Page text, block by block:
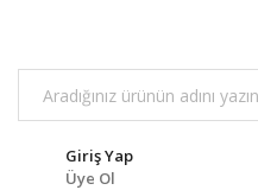
Giriş Yap
Üye Ol